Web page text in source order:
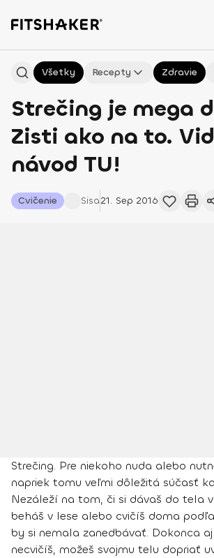
Všetky Recepty Zdravie
Strečing je mega
Zisti ako na to.
návod TU!
Cvičenie Sisa21. Sep 2016
Strečing. Pre niekoho nuda alebo
napriek tomu veľmi dôležitá súčasť
Nezáleží na tom, či si dávaš do tela
beháš v lese alebo cvičíš doma
by si nemala zanedbávať. Dokonca
necvičíš, možeš svojmu telu dopriať